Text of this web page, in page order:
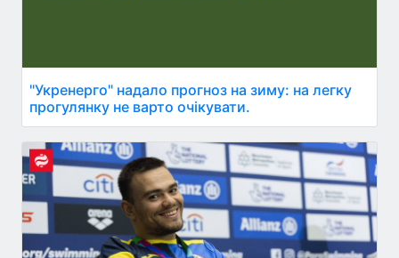
"Укренерго" надало прогноз на зиму: на легку
прогулянку не варто очікувати.